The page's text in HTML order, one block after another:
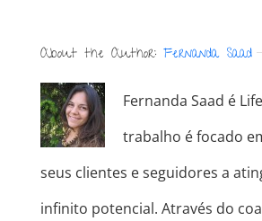
About the Author: Fernanda Saad
Fernanda Saad é
trabalho é focado
seus clientes e seguidores a
infinito potencial. Através do